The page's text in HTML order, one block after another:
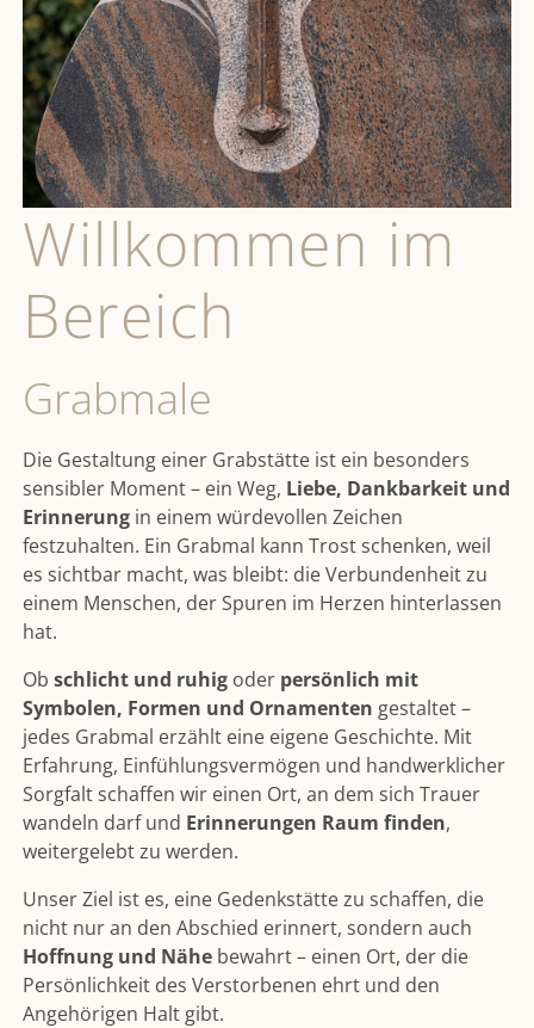
Willkommen im
Bereich
Grabmale
Die Gestaltung einer Grabstätte ist ein besonders
sensibler Moment – ein Weg, Liebe, Dankbarkeit und
Erinnerung in einem würdevollen Zeichen
festzuhalten. Ein Grabmal kann Trost schenken, weil
es sichtbar macht, was bleibt: die Verbundenheit zu
einem Menschen, der Spuren im Herzen hinterlassen
hat.
Obschlicht und ruhig oder persönlich mit
Symbolen, Formen und Ornamenten gestaltet –
jedes Grabmal erzählt eine eigene Geschichte. Mit
Erfahrung, Einfühlungsvermögen und handwerklicher
Sorgfalt schaffen wir einen Ort, an dem sich Trauer
wandeln darf und Erinnerungen Raum finden,
weitergelebt zu werden.
Unser Ziel ist es, eine Gedenkstätte zu schaffen, die
nicht nur an den Abschied erinnert, sondern auch
Hoffnung und Nähe bewahrt – einen Ort, der die
Persönlichkeit des Verstorbenen ehrt und den
Angehörigen Halt gibt.